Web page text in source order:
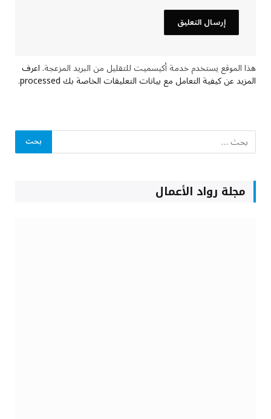
هذا الموقع يستخدم خدمة أكيسميت للتقليل من البريد المزعجة.اعرف
المزيد عن كيفية التعامل مع بيانات التعليقات الخاصة بك processed .
مجلة رواد الأعمال